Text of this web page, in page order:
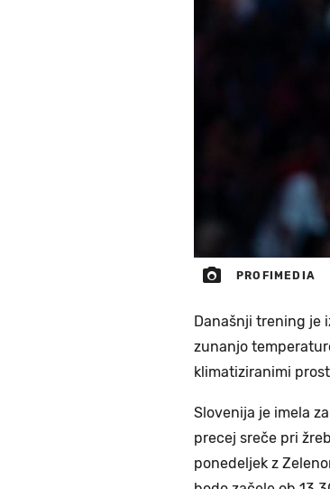
PROFIMEDIA
Današnji trening je
zunanjo
klimatiziranimi
Slovenija je imela
precej sreče pri
ponedeljek z